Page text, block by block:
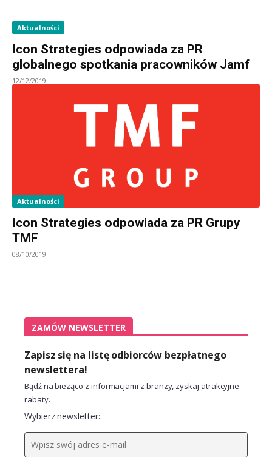
Aktualności
Icon Strategies odpowiada za PR
globalnego spotkania pracowników Jamf
12/12/2019
Aktualności
Icon Strategies odpowiada za PR Grupy
TMF
08/10/2019
ZAMÓW NEWSLETTER
Zapisz się na listę odbiorców bezpłatnego
newslettera!
Bądź na bieżąco z informacjami z branży, zyskaj atrakcyjne
rabaty.
Wybierz newsletter: